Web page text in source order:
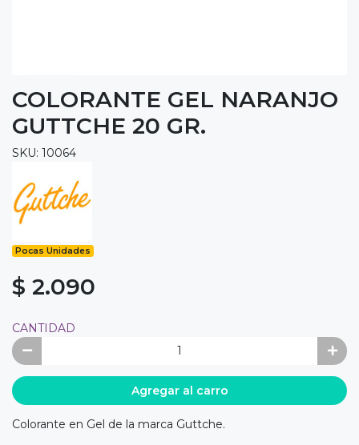
COLORANTE GEL NARANJO
GUTTCHE 20 GR.
SKU: 10064
Pocas Unidades
$ 2.090
CANTIDAD
Agregar al carro
Colorante en Gel de la marca Guttche.